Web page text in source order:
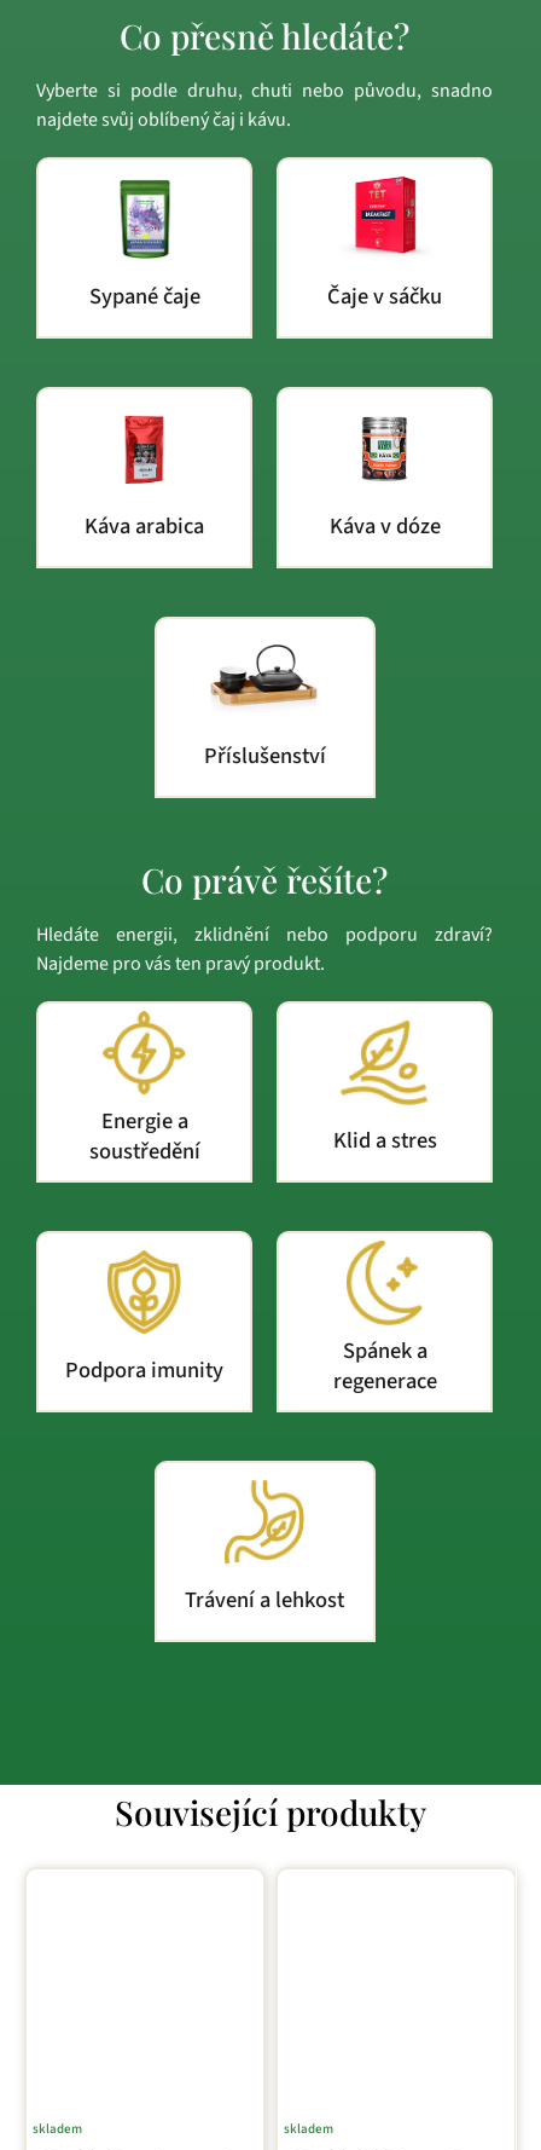
Co přesně hledáte?
Vyberte si podle druhu, chuti nebo původu, snadno
najdete svůj oblíbený čaj i kávu.
Sypané čaje Čaje v sáčku
Káva arabica Káva v dóze
Příslušenství
Co právě řešíte?
Hledáte energii, zklidnění nebo podporu zdraví?
Najdeme pro vás ten pravý produkt.
Energie a
soustředění
Klid a stres
Podpora imunity
Spánek a
regenerace
Trávení a lehkost
Související produkty
skladem skladem